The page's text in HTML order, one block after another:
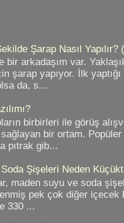
Şarap Nasıl Yapılır?
bir arkadaşım var.
şarap yapıyor. İlk
da, s...
birbirleri ile görüş
bir ortam. Popüler
pıtrak gib...
Şişeleri Neden
maden suyu ve soda
pek çok diğer içecek
330 ...